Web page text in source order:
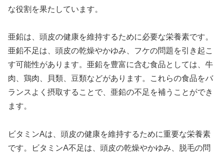
な役割を果たしています。
亜鉛は、頭皮の健康を維持するために必要な栄養素です。
亜鉛不足は、頭皮の乾燥やかゆみ、フケの問題を引き起こ
す可能性があります。亜鉛を豊富に含む食品としては、牛
肉、鶏肉、貝類、豆類などがあります。これらの食品をバ
ランスよく摂取することで、亜鉛の不足を補うことができ
ます。
ビタミンAは、頭皮の健康を維持するために重要な栄養素
です。ビタミンA不足は、頭皮の乾燥やかゆみ、脱毛の問